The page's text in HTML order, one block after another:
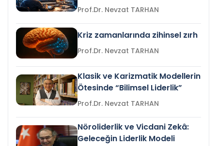
Prof.Dr. Nevzat TARHAN
Kriz zamanlarında zihinsel zırh
Prof.Dr. Nevzat TARHAN
Klasik ve Karizmatik Modellerin
Ötesinde “Bilimsel Liderlik”
Prof.Dr. Nevzat TARHAN
Nöroliderlik ve Vicdani Zekâ:
Geleceğin Liderlik Modeli